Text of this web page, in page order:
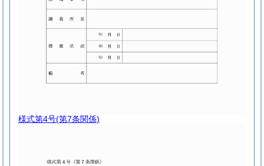
様式第4号(第7条関係)